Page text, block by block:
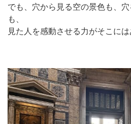
でも、穴から見る空の景色も、
も、
見た人を感動させる力がそこには